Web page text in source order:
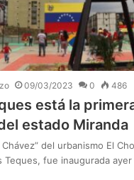
09/03/2023 0 486
está la
estado Miranda
Chávez” del urbanismo El
Teques, fue inaugurada